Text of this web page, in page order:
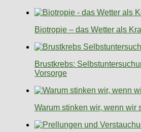
Biotropie – das Wetter als
Brustkrebs:
Vorsorge
Warum stinken wir, wenn wir